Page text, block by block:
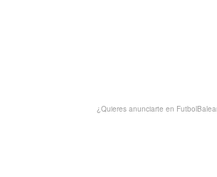
¿Quieres anunciarte en